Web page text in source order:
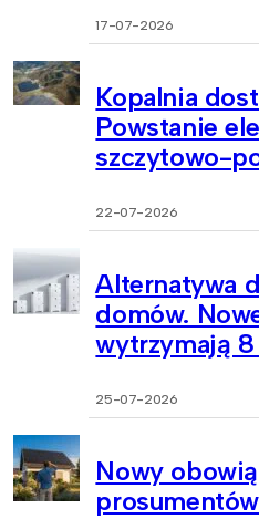
17-07-2026
Kopalnia
Powstanie
szczytowo-
22-07-2026
Alternatywa
domów.
wytrzymają
25-07-2026
Nowy